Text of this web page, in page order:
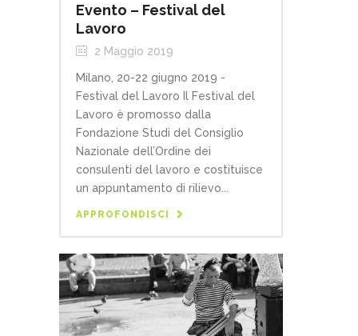
Evento – Festival del
Lavoro
2 Maggio 2019
Milano, 20-22 giugno 2019 -
Festival del Lavoro Il Festival del
Lavoro è promosso dalla
Fondazione Studi del Consiglio
Nazionale dell’Ordine dei
consulenti del lavoro e costituisce
un appuntamento di rilievo...
APPROFONDISCI